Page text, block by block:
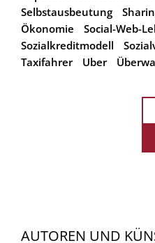
Selbstausbeutung
Ökonomie
Social-Web-
Sozialkreditmodell
Taxifahrer
Uber
AUTOREN UND